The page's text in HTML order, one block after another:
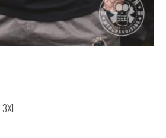
3XL